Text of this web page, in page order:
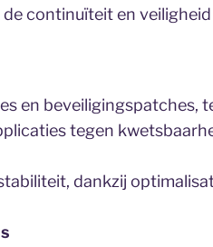
continuïteit en
en beveiligingspatches,
tegen
dankzij